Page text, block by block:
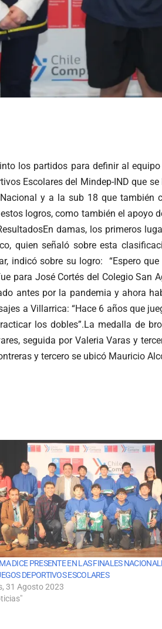
los partidos para definir al
Escolares del Mindep-IND que
y a la sub 18 que también
logros, como también el
damas, los primeros
quien señaló sobre esta
indicó sobre su logro: “Espero
para José Cortés del Colegio San
antes por la pandemia y ahora
a Villarrica: “Hace 6 años que
los dobles”.La medalla de
seguida por Valeria Varas y
y tercero se ubicó Mauricio
DICE PRESENTE EN LAS FINALES
DEPORTIVOS ESCOLARES
31 Agosto 2023